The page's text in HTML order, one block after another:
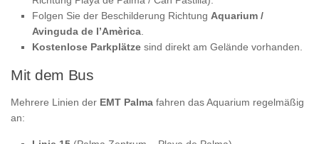
Folgen Sie der Beschilderung Richtung Aquarium /
Avinguda de l’Amèrica.
Kostenlose Parkplätze sind direkt am Gelände vorhanden.
Mit dem Bus
Mehrere Linien der EMT Palma fahren das Aquarium regelmäßig
an: